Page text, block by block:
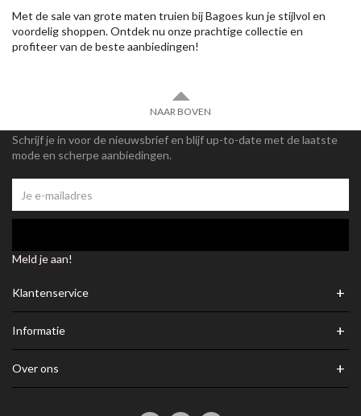
Met de sale van grote maten truien bij Bagoes kun je stijlvol en
voordelig shoppen. Ontdek nu onze prachtige collectie en
profiteer van de beste aanbiedingen!
NAAR BOVEN
Schrijf je in voor de nieuwsbrief en blijf up-to-date met de laatste
mode en scherpe aanbiedingen.
Meld je aan!
Klantenservice +
Informatie +
Over ons +